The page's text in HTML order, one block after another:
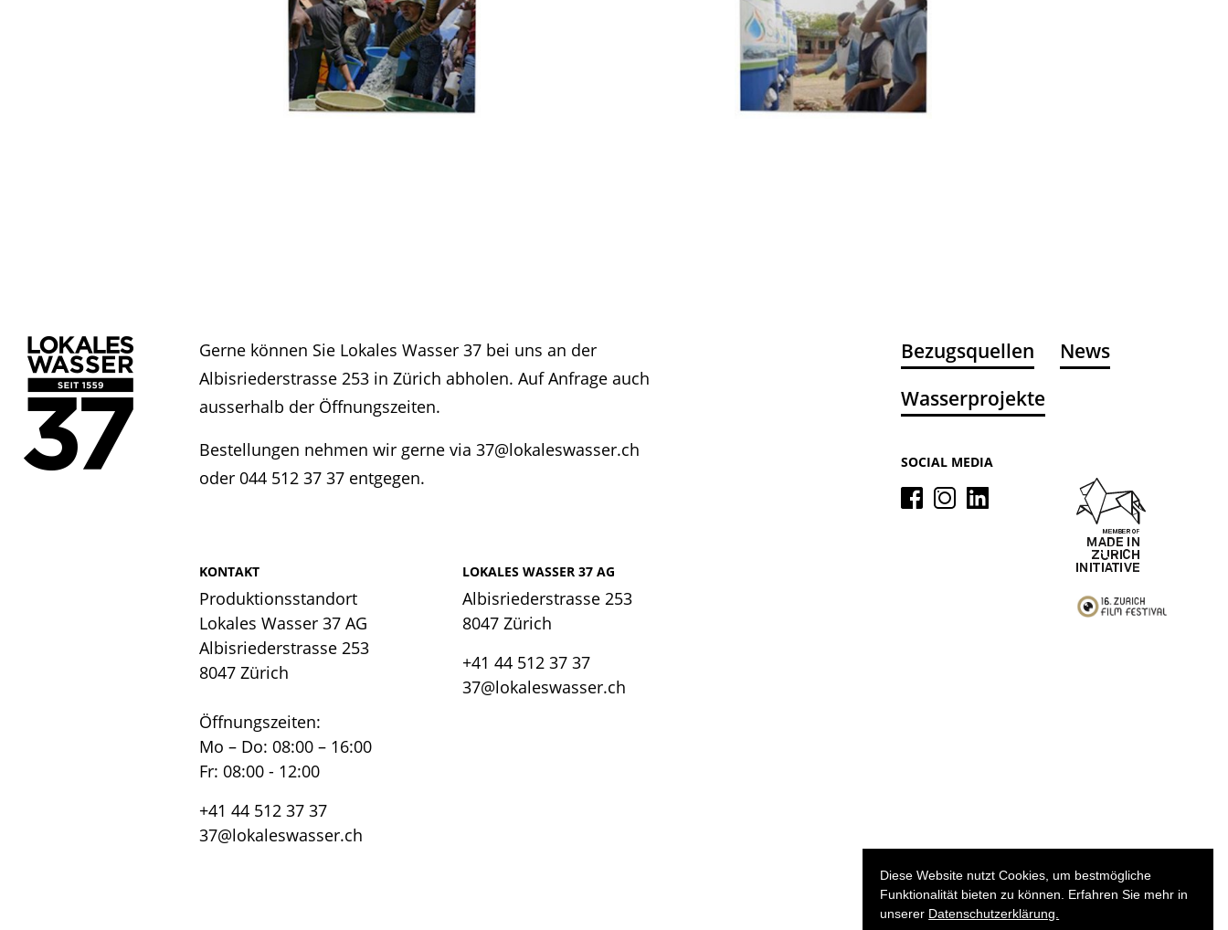
Diese Website nutzt Cookies, um bestmögliche
Funktionalität bieten zu können. Erfahren Sie mehr in
unserer Datenschutzerklärung.
Gerne können Sie Lokales Wasser 37 bei uns an der
Albisriederstrasse 253 in Zürich abholen. Auf Anfrage auch
ausserhalb der Öffnungszeiten.
Bestellungen nehmen wir gerne via 37@lokaleswasser.ch
oder 044 512 37 37 entgegen.
KONTAKT
Produktionsstandort
Lokales Wasser 37 AG
Albisriederstrasse 253
8047 Zürich
Öffnungszeiten:
Mo – Do: 08:00 – 16:00
Fr: 08:00 - 12:00
+41 44 512 37 37
37@lokaleswasser.ch
LOKALES WASSER 37 AG
Albisriederstrasse 253
8047 Zürich
+41 44 512 37 37
37@lokaleswasser.ch
Bezugsquellen
News
Wasserprojekte
SOCIAL MEDIA